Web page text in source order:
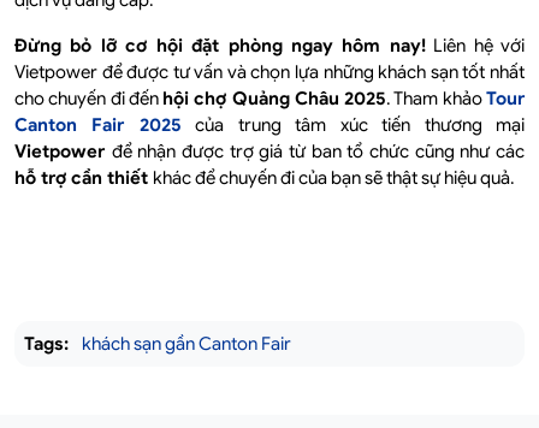
Đừng bỏ lỡ cơ hội đặt phòng ngay hôm nay!Liên hệ với
Vietpower để được tư vấn và chọn lựa những khách sạn tốt nhất
cho chuyến đi đến hội chợ Quảng Châu 2025. Tham khảoTour
Canton Fair 2025
của trung tâm xúc tiến thương mại
Vietpower để nhận được trợ giá từ ban tổ chức cũng như các
hỗ trợ cần thiết khác để chuyến đi của bạn sẽ thật sự hiệu quả.
Tags: khách sạn gần Canton Fair